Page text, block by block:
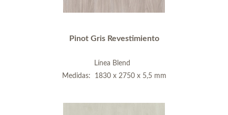
Pinot Gris Revestimiento
Línea Blend
Medidas: 1830 x 2750 x 5,5 mm